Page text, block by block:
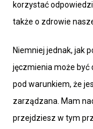
korzystać
także o zdrowie
Niemniej jednak, jak
jęczmienia może być
pod warunkiem, że
zarządzana. Mam
przejdziesz w tym